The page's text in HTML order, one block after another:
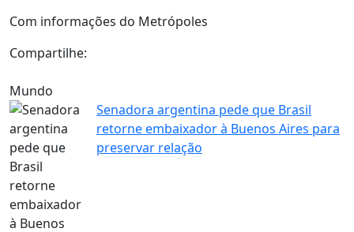
Com informações do Metrópoles
Compartilhe:
Mundo
Senadora argentina pede que Brasil
retorne embaixador à Buenos Aires para
preservar relação